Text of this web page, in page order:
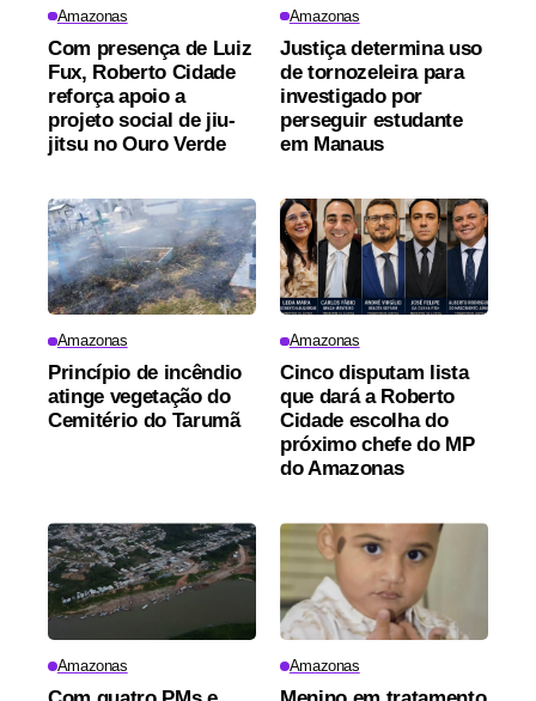
Amazonas
Com presença de Luiz
Fux, Roberto Cidade
reforça apoio a
projeto social de jiu-
jitsu no Ouro Verde
Amazonas
Justiça determina uso
de tornozeleira para
investigado por
perseguir estudante
em Manaus
Amazonas
Princípio de incêndio
atinge vegetação do
Cemitério do Tarumã
Amazonas
Cinco disputam lista
que dará a Roberto
Cidade escolha do
próximo chefe do MP
do Amazonas
Amazonas Amazonas